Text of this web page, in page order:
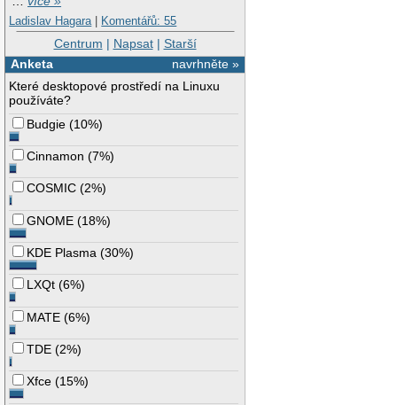
Ladislav Hagara | Komentářů: 55
Centrum | Napsat| Starší
navrhněte »
Anketa
Které desktopové prostředí na Linuxu
používáte?
Budgie (10%)
Cinnamon (7%)
COSMIC (2%)
GNOME (18%)
KDE Plasma (30%)
LXQt (6%)
MATE (6%)
TDE (2%)
Xfce (15%)